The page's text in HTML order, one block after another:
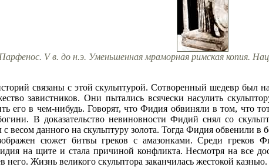
V в. до н.э. Уменьшенная мраморная римская копия.
связаны с этой скульптурой. Сотворенный шедевр был
завистников. Они пытались всячески насулить
его в чем-нибудь. Говорят, что Фидия обвиняли в том, что
В доказательство невиновности Фидий снял со
с весом данного на скульптуру золота. Тогда Фидия
сюжет битвы греков с амазонками. Среди греков
на щите и стала причиной конфликта. Несмотря на все
него. Жизнь великого скульптора заканчилась жестокой казнью.